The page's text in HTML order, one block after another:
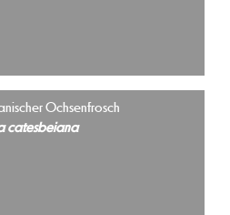
Ochsenfrosch
catesbeiana